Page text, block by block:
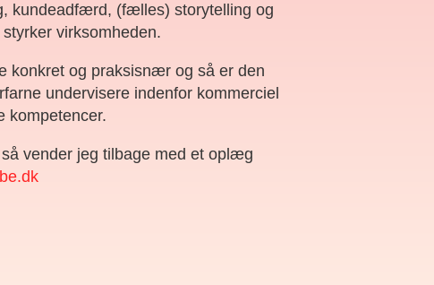
kundeadfærd, (fælles) storytelling og
virksomheden.
konkret og praksisnær og så er den
undervisere indenfor kommerciel
kompetencer.
vender jeg tilbage med et oplæg